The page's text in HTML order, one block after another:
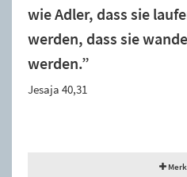
wie Adler, dass sie
werden, dass sie
werden.”
Jesaja 40,31